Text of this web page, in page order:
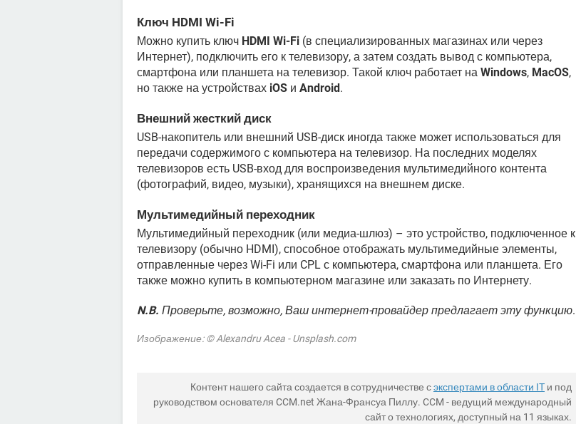
Ключ HDMI Wi-Fi
Можно купить ключ HDMI Wi-Fi (в специализированных магазинах или через
Интернет), подключить его к телевизору, а затем создать вывод с компьютера,
смартфона или планшета на телевизор. Такой ключ работает на Windows, MacOS,
но также на устройствах iOS и Android .
Внешний жесткий диск
USB-накопитель или внешний USB-диск иногда также может использоваться для
передачи содержимого с компьютера на телевизор. На последних моделях
телевизоров есть USB-вход для воспроизведения мультимедийного контента
(фотографий, видео, музыки), хранящихся на внешнем диске.
Мультимедийный переходник
Мультимедийный переходник (или медиа-шлюз) – это устройство, подключенное к
телевизору (обычно HDMI), способное отображать мультимедийные элементы,
отправленные через Wi-Fi или CPL с компьютера, смартфона или планшета. Его
также можно купить в компьютерном магазине или заказать по Интернету.
N.B. Проверьте, возможно, Ваш интернет-провайдер предлагает эту функцию.
Изображение: © Alexandru Acea - Unsplash.com
Контент нашего сайта создается в сотрудничестве сэкспертами в области IT и под
руководством основателя CCM.net Жана-Франсуа Пиллу. CCM - ведущий международный
сайт о технологиях, доступный на 11 языках.